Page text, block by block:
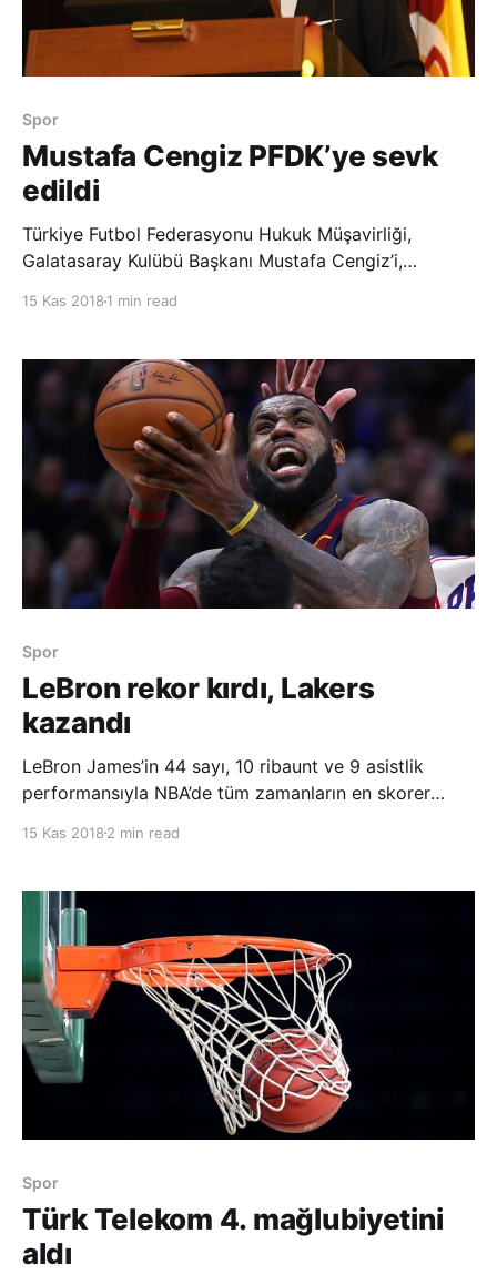
Spor
Mustafa Cengiz PFDK’ye sevk
edildi
Türkiye Futbol Federasyonu Hukuk Müşavirliği,
Galatasaray Kulübü Başkanı Mustafa Cengiz’i,
Profesyonel Futbol Disiplin Kuruluna (PFDK) sevk ett
15 Kas 2018 1 min read
Spor
LeBron rekor kırdı, Lakers
kazandı
LeBron James’in 44 sayı, 10 ribaunt ve 9 asistlik
performansıyla NBA’de tüm zamanların en skorer
Portland Trail Blazers’ı 9 sayı farkla yendi. Amerikan
James’in yeni bi
15 Kas 2018 2 min read
Spor
Türk Telekom 4. mağlubiyetini
aldı